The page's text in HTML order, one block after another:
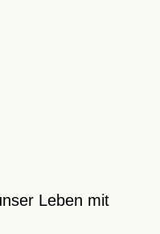
Leben mit